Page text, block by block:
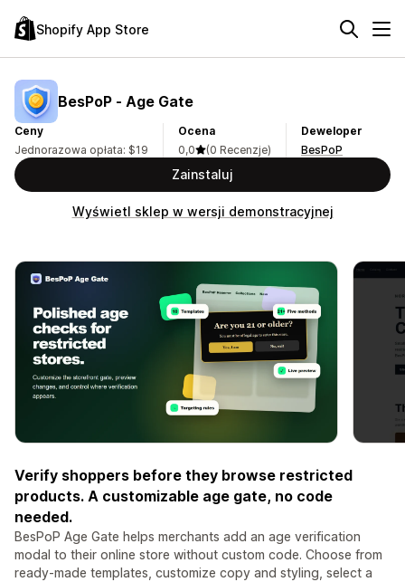
Shopify App Store
BesPoP ‑ Age Gate
Ceny
Jednorazowa opłata: $19
Ocena
0,0
(0 Recenzje)
Deweloper
BesPoP
Zainstaluj
Wyświetl sklep w wersji demonstracyjnej
Verify shoppers before they browse restricted
products. A customizable age gate, no code
needed.
BesPoP Age Gate helps merchants add an age verification
modal to their online store without custom code. Choose from
ready-made templates, customize copy and styling, select a